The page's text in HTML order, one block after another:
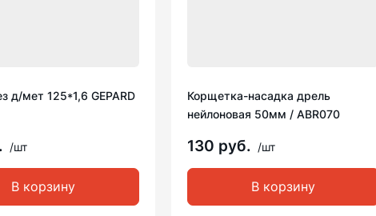
д/мет 125*1,6 GEPARD
/шт
В корзину
Корщетка-насадка дрель
нейлоновая 50мм / ABR070
130 руб. /шт
В корзину